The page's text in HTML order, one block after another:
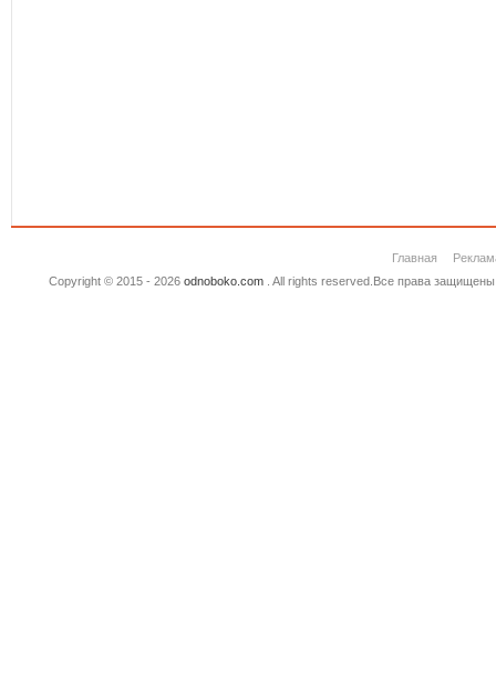
Главная
Copyright © 2015 - 2026 odnoboko.com. All rights reserved.Все права защищены.